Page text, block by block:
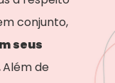
conjunto,
seus
Além de